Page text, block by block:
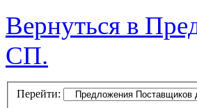
Вернуться в
СП.
Перейти: